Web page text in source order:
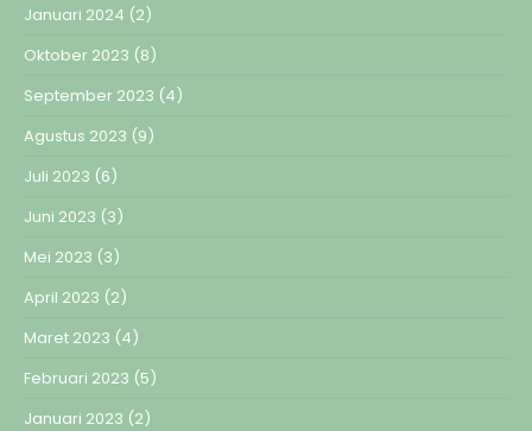
Januari 2024 (2)
Oktober 2023 (8)
September 2023 (4)
Agustus 2023 (9)
Juli 2023 (6)
Juni 2023 (3)
Mei 2023 (3)
April 2023 (2)
Maret 2023 (4)
Februari 2023 (5)
Januari 2023 (2)